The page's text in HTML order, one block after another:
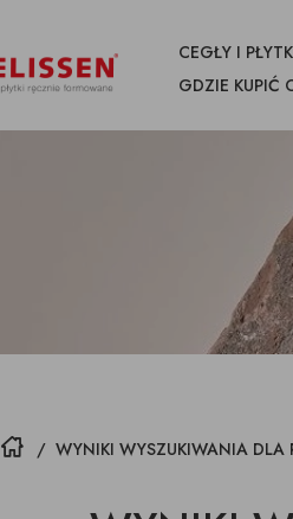
CEGŁY I
PŁYTKI CIĘTE Z CEGŁY
GDZIE KUPIĆ
STRONA GŁÓWNA
/ WYNIKI WYSZUKIWANIA DLA